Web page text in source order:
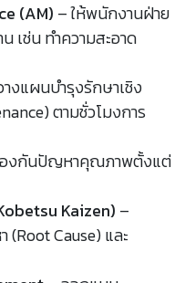
(AM) – ให้พนักงานฝ่าย
เช่น ทำความสะอาด
างแผนบำรุงรักษาเชิง
ตามชั่วโมงการ
งกันปัญหาคุณภาพตั้งแต่
Kaizen) –
(Root Cause) และ